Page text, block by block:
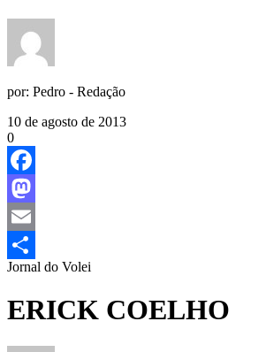
por: Pedro - Redação
10 de agosto de 2013
0
Facebook
Mastodon
Email
Share
Jornal do Volei
ERICK COELHO